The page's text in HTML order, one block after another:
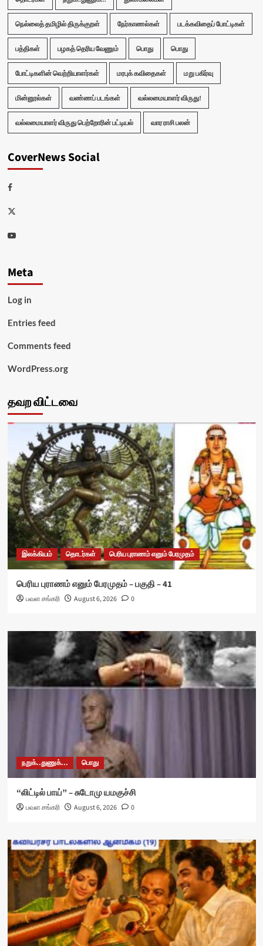
நெல்லைத் தமிழில் திருக்குறள் நேர்காணல்கள் படக்கவிதைப் போட்டிகள்
பத்திகள் பழகத் தெரிய வேணும் பொது பொது
போட்டிகளின் வெற்றியாளர்கள் மரபுக் கவிதைகள் மறு பகிர்வு
மின்னூல்கள் வண்ணப் படங்கள் வல்லமையாளர் விருது!
வல்லமையாளர் விருது பெற்றோரின் பட்டியல் வார ராசி பலன்
CoverNews Social
Facebook
Twitter
Youtube
Meta
Log in
Entries feed
Comments feed
WordPress.org
தவற விட்டவை
இலக்கியம் தொடர்கள் பெரிய புராணம் எனும் பேரமுதம்
பெரிய புராணம் எனும் பேரமுதம் – பகுதி – 41
பவள சங்கரி August 6, 2026 0
நறுக்..துணுக்... பொது
“லிட்டில் பாய்” – சுடோமு யமகுச்சி
பவள சங்கரி August 6, 2026 0